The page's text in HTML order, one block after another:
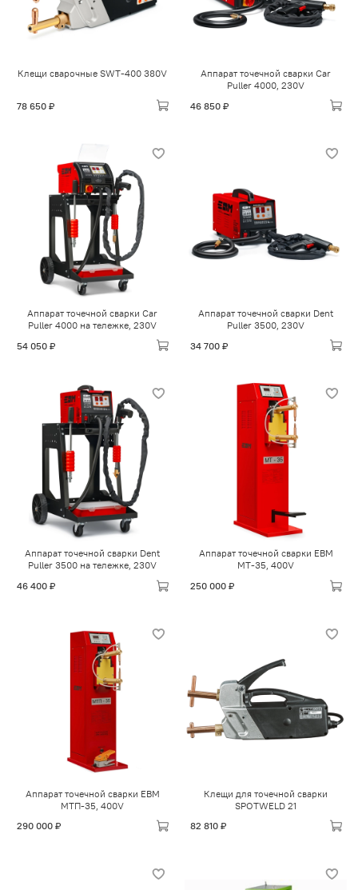
Клещи сварочные SWT-400 380V
78 650 ₽
Аппарат точечной сварки Car
Puller 4000, 230V
46 850 ₽
Аппарат точечной сварки Car
Puller 4000 на тележке, 230V
54 050 ₽
Аппарат точечной сварки Dent
Puller 3500, 230V
34 700 ₽
Аппарат точечной сварки Dent
Puller 3500 на тележке, 230V
46 400 ₽
Аппарат точечной сварки ЕВМ
МТ-35, 400V
250 000 ₽
Аппарат точечной сварки ЕВМ
МТП-35, 400V
290 000 ₽
Клещи для точечной сварки
SPOTWELD 21
82 810 ₽